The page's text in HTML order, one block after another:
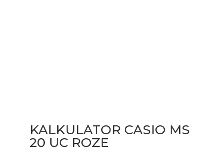
KALKULATOR CASIO MS
20 UC ROZE